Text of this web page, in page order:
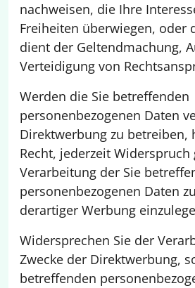
nachweisen, die Ihre
Freiheiten überwiegen, oder
dient der Geltendmachung,
Verteidigung von
Werden die Sie betreffenden
personenbezogenen Daten
Direktwerbung zu betreiben,
Recht, jederzeit Widerspruch
Verarbeitung der Sie
personenbezogenen Daten
derartiger Werbung
Widersprechen Sie der
Zwecke der Direktwerbung,
betreffenden